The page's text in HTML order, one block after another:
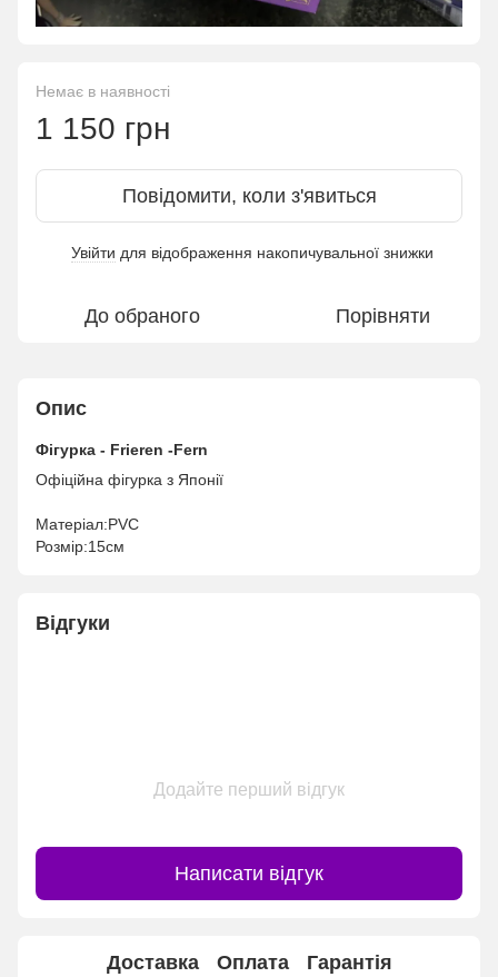
Немає в наявності
1 150 грн
Повідомити, коли з'явиться
Увійти для відображення накопичувальної знижки
До обраного Порівняти
Опис
Фігурка - Frieren -Fern
Офіційна фігурка з Японії
Матеріал:PVC
Розмір:15см
Відгуки
Додайте перший відгук
Написати відгук
Доставка Оплата Гарантія